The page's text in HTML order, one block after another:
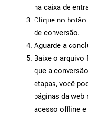
na caixa de
Clique no botão
de conversão.
Aguarde a
Baixe o arquivo
que a
etapas, você
páginas da web
acesso offline